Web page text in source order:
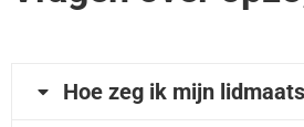
Hoe zeg ik mijn